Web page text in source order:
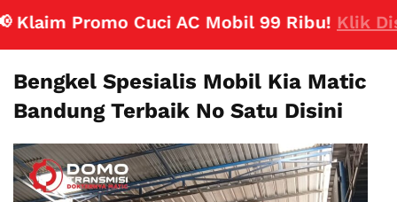
Promo Cuci AC Mobil 99 Ribu!Klik Disini
Bengkel Spesialis Mobil Kia Matic
Bandung Terbaik No Satu Disini